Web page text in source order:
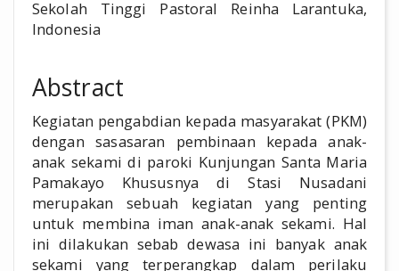
Sekolah Tinggi Pastoral Reinha Larantuka,
Indonesia
Abstract
Kegiatan pengabdian kepada masyarakat (PKM)
dengan sasasaran pembinaan kepada anak-
anak sekami di paroki Kunjungan Santa Maria
Pamakayo Khususnya di Stasi Nusadani
merupakan sebuah kegiatan yang penting
untuk membina iman anak-anak sekami. Hal
ini dilakukan sebab dewasa ini banyak anak
sekami yang terperangkap dalam perilaku